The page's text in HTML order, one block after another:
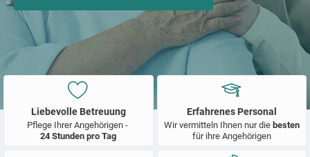
Liebevolle Betreuung
Pflege Ihrer Angehörigen -
24 Stunden pro Tag
Erfahrenes Personal
Wir vermitteln Ihnen nur die besten
für ihre Angehörigen